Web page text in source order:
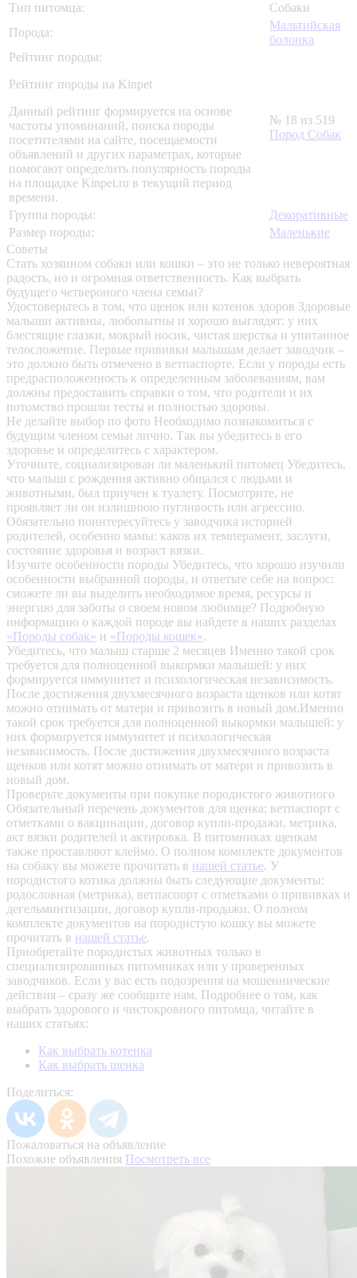
Тип питомца:
Собаки
Порода:
Мальтийская
болонка
Рейтинг породы:
Рейтинг породы на Kinpet
Данный рейтинг формируется на основе
частоты упоминаний, поиска породы
посетителями на сайте, посещаемости
объявлений и других параметрах, которые
помогают определить популярность породы
на площадке Kinpet.ru в текущий период
времени.
№ 18 из 519
Пород Собак
Группа породы:
Декоративные
Размер породы:
Маленькие
Советы
Стать хозяином собаки или кошки – это не только невероятная
радость, но и огромная ответственность. Как выбрать
будущего четвероного члена семьи?
Удостоверьтесь в том, что щенок или котенок здоров Здоровые
малыши активны, любопытны и хорошо выглядят: у них
блестящие глазки, мокрый носик, чистая шерстка и упитанное
телосложение. Первые прививки малышам делает заводчик –
это должно быть отмечено в ветпаспорте. Если у породы есть
предрасположенность к определенным заболеваниям, вам
должны предоставить справки о том, что родители и их
потомство прошли тесты и полностью здоровы.
Не делайте выбор по фото Необходимо познакомиться с
будущим членом семьи лично. Так вы убедитесь в его
здоровье и определитесь с характером.
Уточните, социализирован ли маленький питомец Убедитесь,
что малыш с рождения активно общался с людьми и
животными, был приучен к туалету. Посмотрите, не
проявляет ли он излишнюю пугливость или агрессию.
Обязательно поинтересуйтесь у заводчика историей
родителей, особенно мамы: каков их темперамент, заслуги,
состояние здоровья и возраст вязки.
Изучите особенности породы Убедитесь, что хорошо изучили
особенности выбранной породы, и ответьте себе на вопрос:
сможете ли вы выделить необходимое время, ресурсы и
энергию для заботы о своем новом любимце? Подробную
информацию о каждой породе вы найдете в наших разделах
«Породы собак» и «Породы кошек».
Убедитесь, что малыш старше 2 месяцев Именно такой срок
требуется для полноценной выкормки малышей: у них
формируется иммунитет и психологическая независимость.
После достижения двухмесячного возраста щенков или котят
можно отнимать от матери и привозить в новый дом.Именно
такой срок требуется для полноценной выкормки малышей: у
них формируется иммунитет и психологическая
независимость. После достижения двухмесячного возраста
щенков или котят можно отнимать от матери и привозить в
новый дом.
Проверьте документы при покупке породистого животного
Обязательный перечень документов для щенка: ветпаспорт с
отметками о вакцинации, договор купли-продажи, метрика,
акт вязки родителей и актировка. В питомниках щенкам
также проставляют клеймо. О полном комплекте документов
на собаку вы можете прочитать в нашей статье. У
породистого котика должны быть следующие документы:
родословная (метрика), ветпаспорт с отметками о прививках и
дегельминтизации, договор купли-продажи. О полном
комплекте документов на породистую кошку вы можете
прочитать в нашей статье.
Приобретайте породистых животных только в
специализированных питомниках или у проверенных
заводчиков. Если у вас есть подозрения на мошеннические
действия – сразу же сообщите нам. Подробнее о том, как
выбрать здорового и чистокровного питомца, читайте в
наших статьях:
Как выбрать котенка
Как выбрать щенка
Поделиться:
Пожаловаться на объявление
Похожие объявления Посмотреть все